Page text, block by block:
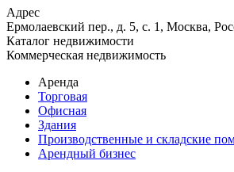
Адрес
Ермолаевский пер., д. 5, с. 1, Москва,
Каталог недвижимости
Коммерческая недвижимость
Аренда
Торговая
Офисная
Здания
Производственные и складские
Арендный бизнес